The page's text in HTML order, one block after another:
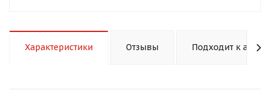
Характеристики Отзывы Подходит к авто